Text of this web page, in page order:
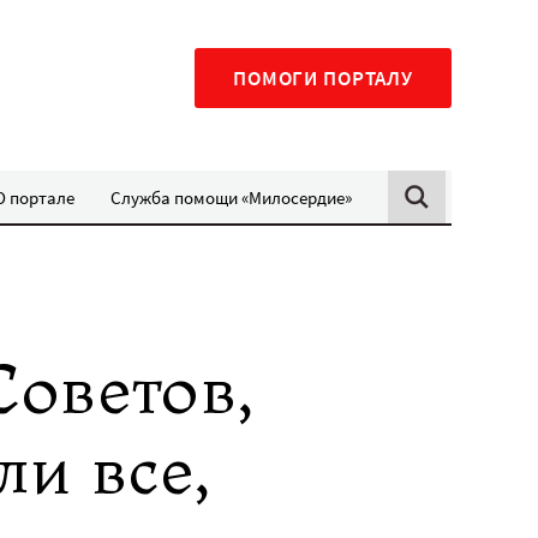
ПОМОГИ ПОРТАЛУ
портале Служба помощи «Милосердие»
все,